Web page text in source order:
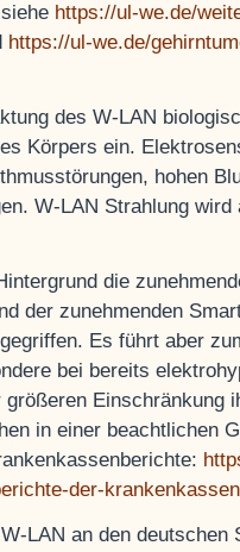
https://ul-we.de/
https://ul-we.de/
des W-LAN
Körpers ein.
hohen
W-LAN Strahlung
die
der zunehmenden
Es führt aber
bei bereits
Einschränkung
in einer beachtlichen
der-
LAN an den deutschen